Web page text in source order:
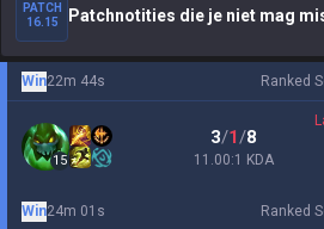
PATCH
16.15
Patchnotities die je niet mag
Ranked
Win22m 44s
15
3/1/8
11.00:1 KDA
Ranked
Win24m 01s